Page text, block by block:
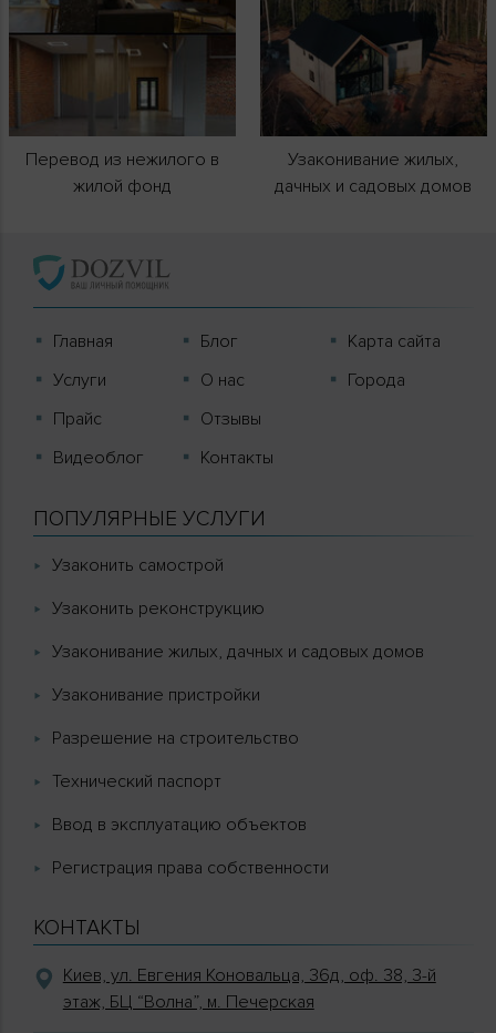
Перевод из нежилого в
жилой фонд
Узаконивание жилых,
дачных и садовых домов
Главная
Услуги
Прайс
Видеоблог
Блог
О нас
Отзывы
Контакты
Карта сайта
Города
ПОПУЛЯРНЫЕ УСЛУГИ
Узаконить самострой
Узаконить реконструкцию
Узаконивание жилых, дачных и садовых домов
Узаконивание пристройки
Разрешение на строительство
Технический паспорт
Ввод в эксплуатацию объектов
Регистрация права собственности
КОНТАКТЫ
Киев, ул. Евгения Коновальца, 36д, оф. 38, 3-й
этаж, БЦ “Волна”, м. Печерская